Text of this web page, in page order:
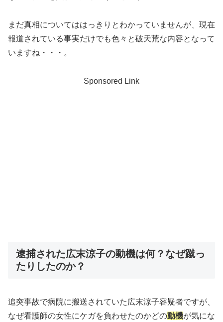
まだ真相についてははっきりとわかっていませんが、現在
報道されている事実だけでも色々と破天荒な内容となって
いますね・・・。
Sponsored Link
逮捕された広末涼子の動機は何？なぜ蹴っ
たりしたのか？
追突事故で病院に搬送されていた広末涼子容疑者ですが、
なぜ看護師の女性にケガを負わせたのかどの動機が気にな